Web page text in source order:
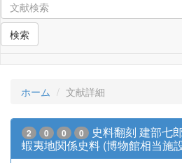
検索
ホーム 文献詳細
2 0 0 0
史料翻刻 建部七
蝦夷地関係史料 (博物館相当施